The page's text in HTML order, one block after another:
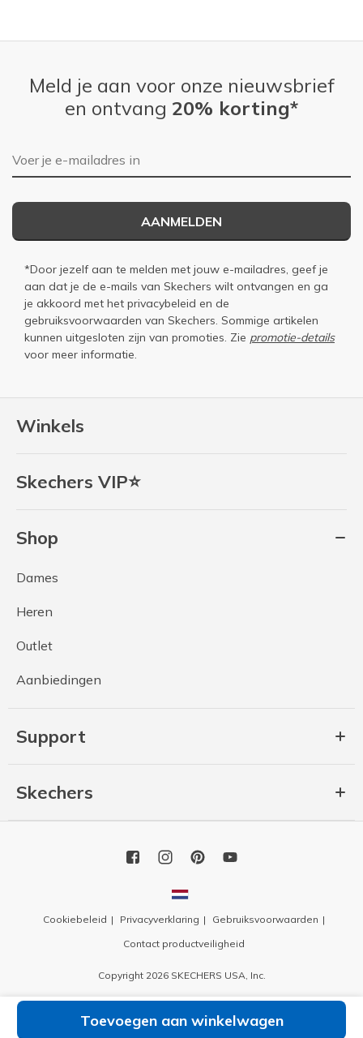
Toevoegen aan winkelwagen
Winkels
Skechers VIP⭐
Shop
Dames
Heren
Outlet
Aanbiedingen
Support
Skechers
Meld je aan voor onze nieuwsbrief
en ontvang 20% korting*
E-mailadres
AANMELDEN
*Door jezelf aan te melden met jouw e-mailadres, geef je
aan dat je de e-mails van Skechers wilt ontvangen en ga
je akkoord met het privacybeleid en de
gebruiksvoorwaarden van Skechers. Sommige artikelen
kunnen uitgesloten zijn van promoties. Zie promotie-details
voor meer informatie.
Cookiebeleid Privacyverklaring
Gebruiksvoorwaarden
Contact productveiligheid
Copyright 2026 SKECHERS USA, Inc.